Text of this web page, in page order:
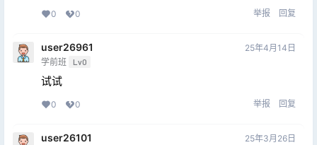
0 0 举报 回复
user26961
学前班 Lv0
25年4月14日
试试
0 0 举报 回复
user26101 25年3月26日